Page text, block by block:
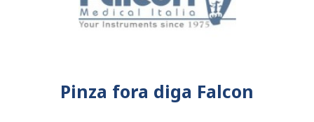
Pinza fora diga Falcon